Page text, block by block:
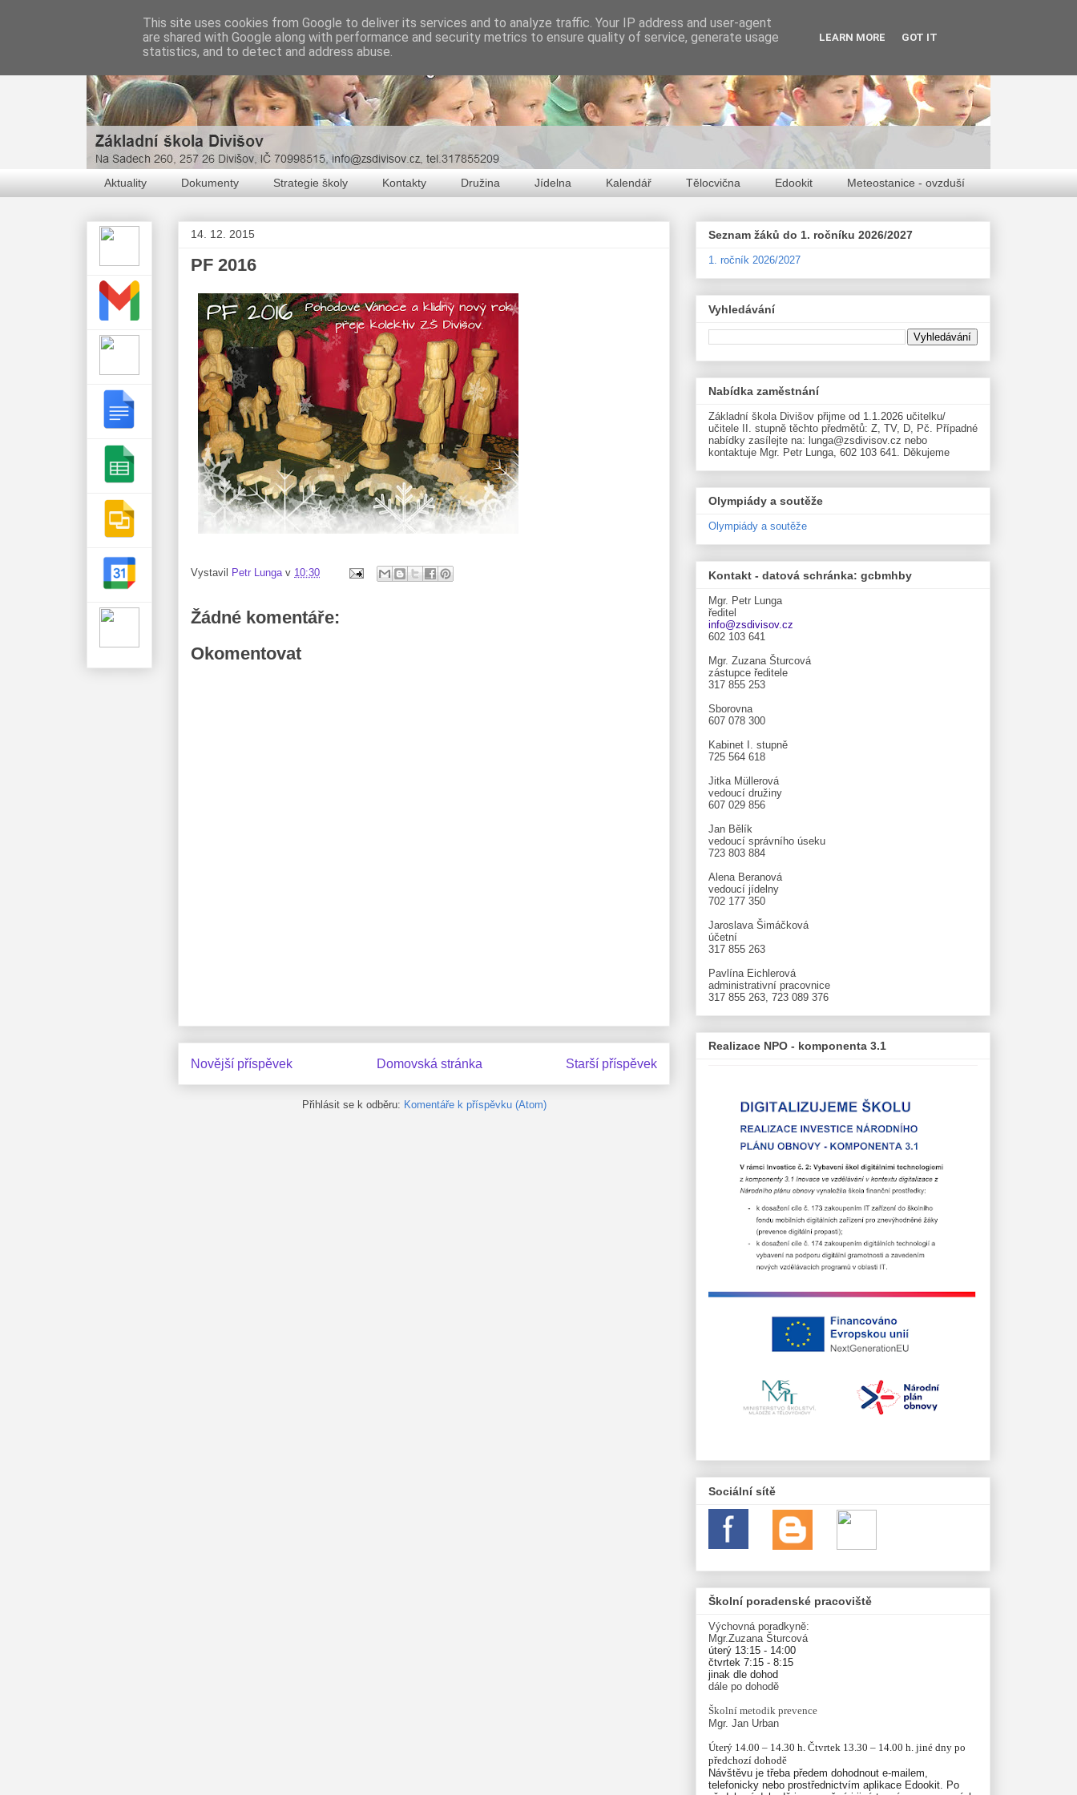
Aktuality Dokumenty Strategie školy Kontakty Družina Jídelna Kalendář Tělocvična Edookit Meteostanice - ovzduší
14. 12. 2015
PF 2016
Vystavil Petr Lunga v 10:30
Žádné komentáře:
Okomentovat
Novější příspěvek Starší příspěvek
Domovská stránka
Přihlásit se k odběru: Komentáře k příspěvku (Atom)
Seznam žáků do 1. ročníku 2026/2027
1. ročník 2026/2027
Vyhledávání
Nabídka zaměstnání
Základní škola Divišov přijme od 1.1.2026 učitelku/
učitele II. stupně těchto předmětů: Z, TV, D, Pč. Případné
nabídky zasílejte na: lunga@zsdivisov.cz nebo
kontaktuje Mgr. Petr Lunga, 602 103 641. Děkujeme
Olympiády a soutěže
Olympiády a soutěže
Kontakt - datová schránka: gcbmhby
Mgr. Petr Lunga
ředitel
info@zsdivisov.cz
602 103 641
Mgr. Zuzana Šturcová
zástupce ředitele
317 855 253
Sborovna
607 078 300
Kabinet I. stupně
725 564 618
Jitka Müllerová
vedoucí družiny
607 029 856
Jan Bělík
vedoucí správního úseku
723 803 884
Alena Beranová
vedoucí jídelny
702 177 350
Jaroslava Šimáčková
účetní
317 855 263
Pavlína Eichlerová
administrativní pracovnice
317 855 263, 723 089 376
Realizace NPO - komponenta 3.1
Sociální sítě
Školní poradenské pracoviště
Výchovná poradkyně:
Mgr.Zuzana Šturcová
úterý 13:15 - 14:00
čtvrtek 7:15 - 8:15
jinak dle dohod
dále po dohodě
Školní metodik prevence
Mgr. Jan Urban
Úterý 14.00 – 14.30 h. Čtvrtek 13.30 – 14.00 h. jiné dny po
předchozí dohodě
Návštěvu je třeba předem dohodnout e-mailem,
telefonicky nebo prostřednictvím aplikace Edookit. Po
This site uses cookies from Google to deliver its services and to analyze traffic. Your IP address and user-agent
are shared with Google along with performance and security metrics to ensure quality of service, generate usage
statistics, and to detect and address abuse.
LEARN MORE GOT IT